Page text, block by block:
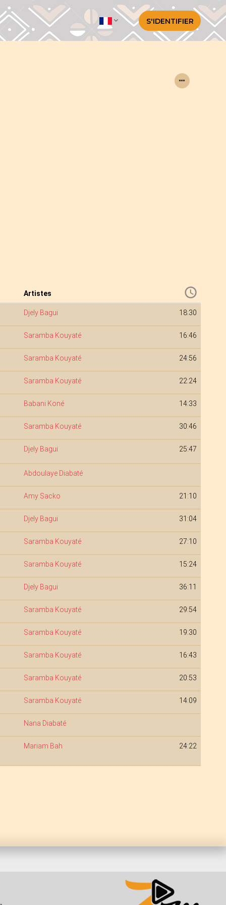
S'IDENTIFIER
Artistes
Djely Bagui 18:30
Saramba Kouyaté 16:46
Saramba Kouyaté 24:56
Saramba Kouyaté 22:24
Babani Koné 14:33
Saramba Kouyaté 30:46
Djely Bagui 25:47
Abdoulaye Diabaté
Amy Sacko 21:10
Djely Bagui 31:04
Saramba Kouyaté 27:10
Saramba Kouyaté 15:24
Djely Bagui 36:11
Saramba Kouyaté 29:54
Saramba Kouyaté 19:30
Saramba Kouyaté 16:43
Saramba Kouyaté 20:53
Saramba Kouyaté 14:09
Nana Diabaté
Mariam Bah 24:22